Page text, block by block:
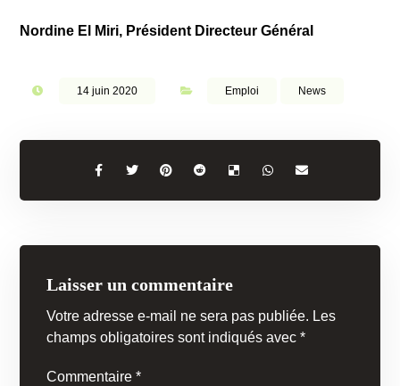
Nordine El Miri, Président Directeur Général
14 juin 2020 Emploi News
Laisser un commentaire
Votre adresse e-mail ne sera pas publiée. Les
champs obligatoires sont indiqués avec*
Commentaire*